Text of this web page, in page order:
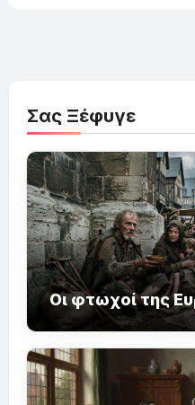
Σας Ξέφυγε
Οι φτωχοί της